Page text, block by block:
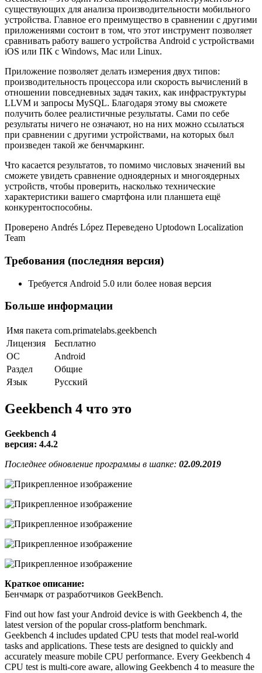
существующих для анализа производительности мобильного
устройства. Главное его преимущество в сравнении с другими
приложениями состоит в том, что этот инструмент позволяет
сравнивать работу вашего устройства Android с устройствами
iOS или ПК с Windows, Mac или Linux.
Приложение позволяет делать измерения двух типов:
производительность процессора или скорость вычислений в
отношении повседневных задач таких, как инфраструктуры
LLVM и запросы MySQL. Благодаря этому вы сможете
получить более реалистичные результаты. Сами по себе
результаты ничего не означают, но на них можно ссылаться
при сравнении с другими устройствами, на которых был
произведен такой же бенчмаркинг.
Что касается результатов, то помимо числовых значений вы
сможете увидеть сравнение одноядерных и многоядерных
устройств, чтобы проверить, насколько технические
характеристики вашего смартфона или планшета ещё
конкурентоспособны.
Проверено Andrés López Переведено Uptodown Localization
Team
Требования (последняя версия)
Требуется Android 5.0 или более новая версия
Больше информации
Имя пакета com.primatelabs.geekbench
Лицензия
Бесплатно
ОС
Android
Раздел
Общие
Язык
Pусский
Geekbench 4 что это
Geekbench 4
версия: 4.4.2
Последнее обновление программы в шапке: 02.09.2019
Краткое описание:
Бенчмарк от разработчиков GeekBench.
Find out how fast your Android device is with Geekbench 4, the
latest version of the popular cross-platform benchmark.
Geekbench 4 includes updated CPU tests that model real-world
tasks and applications. These tests are designed to quickly and
accurately measure mobile CPU performance. Every Geekbench 4
CPU test is multi-core aware, allowing Geekbench 4 to measure the